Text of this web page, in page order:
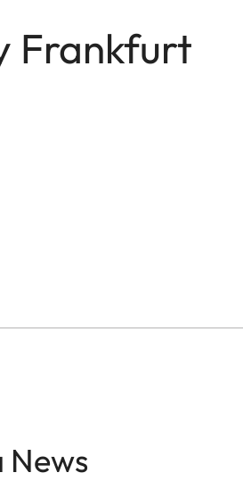
Frankfurt
News